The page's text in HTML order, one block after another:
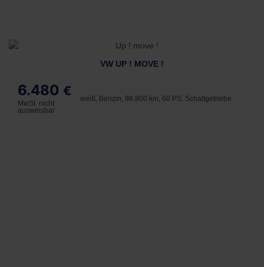
VW UP ! MOVE !
6.480 €
MwSt. nicht
ausweisbar
weiß, Benzin, 98.800 km, 60 PS, Schaltgetriebe